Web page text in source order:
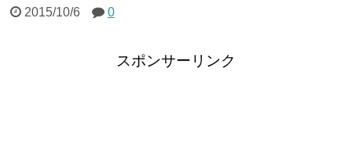
2015/10/6 0
スポンサーリンク